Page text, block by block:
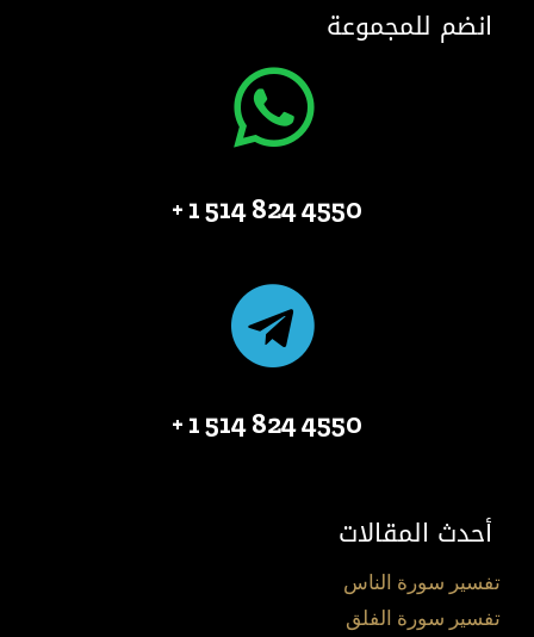
انضم للمجموعة
4550 824 514 1 +
4550 824 514 1 +
أحدث المقالات
تفسير سورة الناس
تفسير سورة الفلق